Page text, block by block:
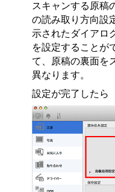
スキャンする原稿
の読み取り方向設
示されたダイアロ
を設定することが
て、原稿の裏面を
異なります。
設定が完了したら